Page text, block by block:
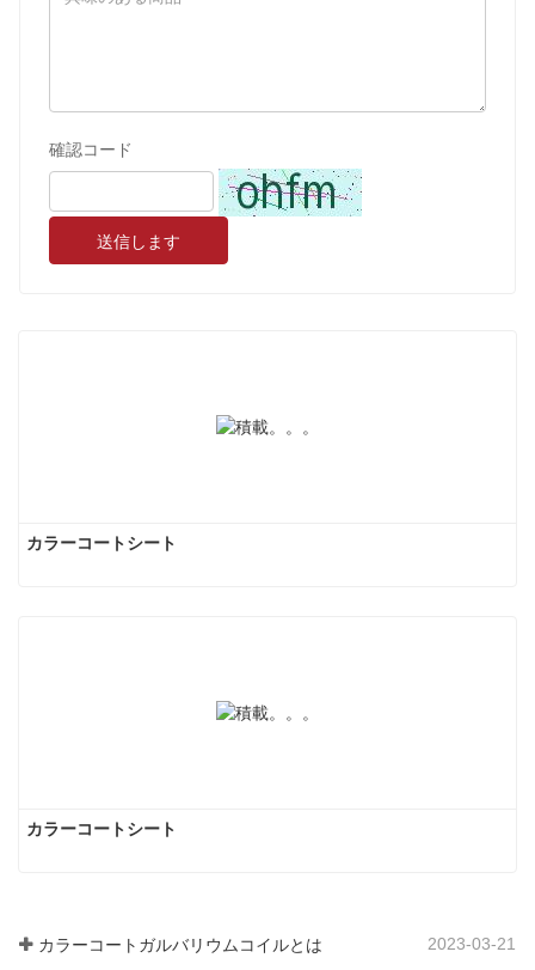
確認コード
送信します
カラーコートシート
カラーコートシート
カラーコートガルバリウムコイルとは 2023-03-21